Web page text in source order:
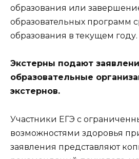
образования или
образовательных программ
образования в текущем году.
Экстерны подают
образовательные
экстернов.
Участники ЕГЭ с
возможностями здоровья
заявления представляют